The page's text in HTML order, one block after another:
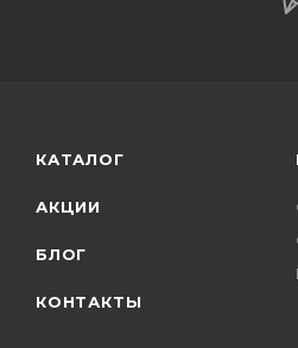
КАТАЛОГ
АКЦИИ
БЛОГ
КОНТАКТЫ